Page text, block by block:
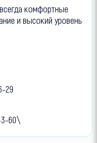
комфортные
и высокий уровень
29
60\